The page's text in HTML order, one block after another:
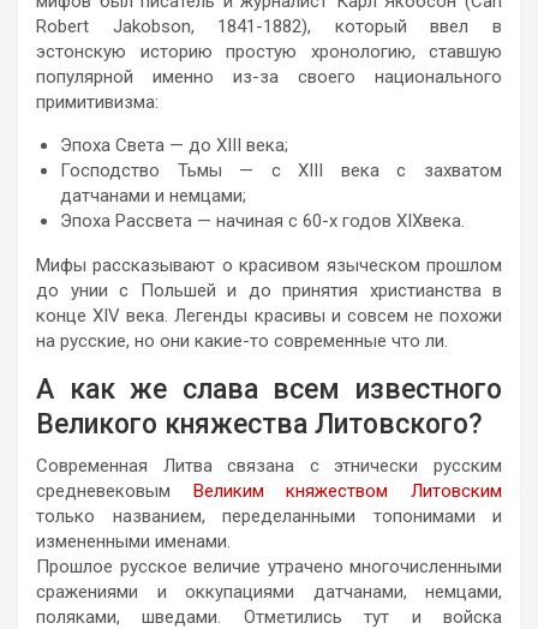
Robert Jakobson, 1841-1882), который ввел в
эстонскую историю простую хронологию, ставшую
популярной именно из-за своего национального
примитивизма:
Эпоха Света — до XIII века;
Господство Тьмы — с XIII века с захватом
датчанами и немцами;
Эпоха Рассвета — начиная с 60-х годов XIXвека.
Мифы рассказывают о красивом языческом прошлом
до унии с Польшей и до принятия христианства в
конце XIV века. Легенды красивы и совсем не похожи
на русские, но они какие-то современные что ли.
А как же слава всем известного
Великого княжества Литовского?
Современная Литва связана с этнически русским
средневековым Великим княжеством Литовским
только названием, переделанными топонимами и
измененными именами.
Прошлое русское величие утрачено многочисленными
сражениями и оккупациями датчанами, немцами,
поляками, шведами. Отметились тут и войска